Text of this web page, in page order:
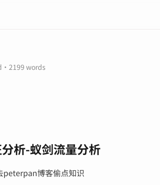
· 2199 words
析-蚁剑流量分析
peterpan博客偷点知识